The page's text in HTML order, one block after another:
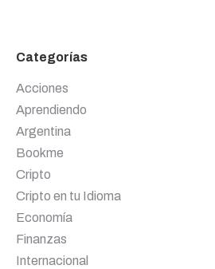
Categorías
Acciones
Aprendiendo
Argentina
Bookme
Cripto
Cripto en tu Idioma
Economía
Finanzas
Internacional